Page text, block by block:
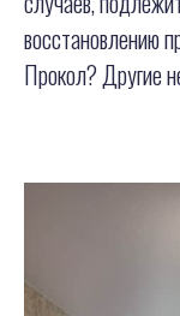
восстановлению
Прокол? Другие